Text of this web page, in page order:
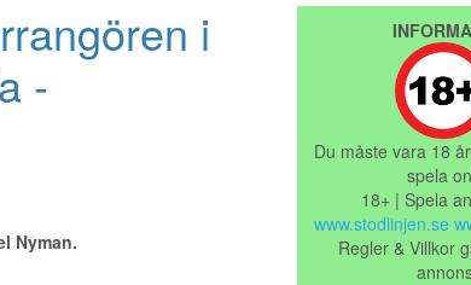
i
-
Nyman.
Du måste vara 18
spela
18+ | Spela
www.stodlinjen.se
Regler & Villkor